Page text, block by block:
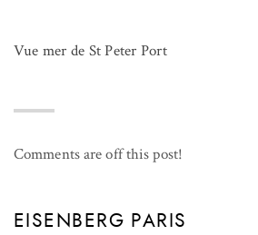
Vue mer de St Peter Port
Comments are off this post!
EISENBERG PARIS